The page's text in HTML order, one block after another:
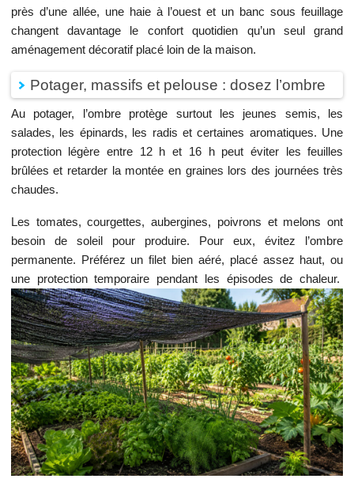
près d’une allée, une haie à l’ouest et un banc sous feuillage
changent davantage le confort quotidien qu’un seul grand
aménagement décoratif placé loin de la maison.
Potager, massifs et pelouse : dosez l’ombre
Au potager, l’ombre protège surtout les jeunes semis, les
salades, les épinards, les radis et certaines aromatiques. Une
protection légère entre 12 h et 16 h peut éviter les feuilles
brûlées et retarder la montée en graines lors des journées très
chaudes.
Les tomates, courgettes, aubergines, poivrons et melons ont
besoin de soleil pour produire. Pour eux, évitez l’ombre
permanente. Préférez un filet bien aéré, placé assez haut, ou
une protection temporaire pendant les épisodes de chaleur.